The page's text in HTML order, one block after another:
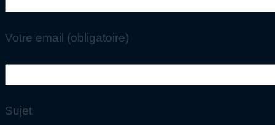
Votre email (obligatoire)
Sujet